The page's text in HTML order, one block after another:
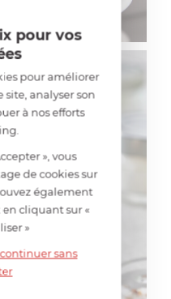
pour vos
pour améliorer
analyser son
à nos efforts
», vous
de cookies sur
également
cliquant sur «
»
continuer sans